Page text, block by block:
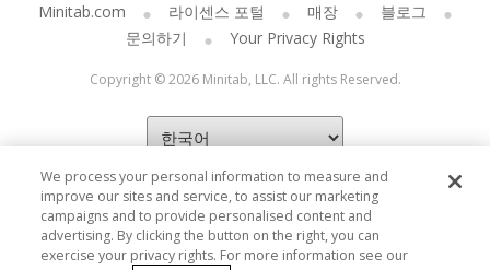
Minitab.com 라이센스 포털 매장
블로그
문의하기
Your Privacy Rights
Copyright © 2026 Minitab, LLC. All rights Reserved.
We process your personal information to measure and
improve our sites and service, to assist our marketing
campaigns and to provide personalised content and
advertising. By clicking the button on the right, you can
exercise your privacy rights. For more information see our